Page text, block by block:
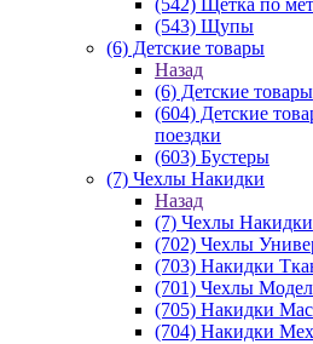
(542) Щетка по
(543) Щупы
(6) Детские товары
Назад
(6) Детские товары
(604) Детские
поездки
(603) Бустеры
(7) Чехлы Накидки
Назад
(7) Чехлы Накидки
(702) Чехлы
(703) Накидки
(701) Чехлы
(705) Накидки
(704) Накидки